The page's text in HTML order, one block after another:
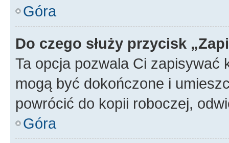
Góra
Do czego służy przycisk
Ta opcja pozwala Ci zapisywać
mogą być dokończone i
powrócić do kopii roboczej,
Góra